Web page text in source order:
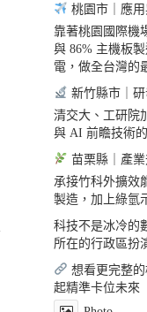
桃園市｜應
靠著桃園國際機
與 86% 主機板
電，做全台灣的
新竹縣市｜
清交大、工研院
與 AI 前瞻技術
苗栗縣｜產
承接竹科外擴效
製造，加上綠氫
科技不是冰冷的
所在的行政區扮
想看更完整
起精準卡位未來